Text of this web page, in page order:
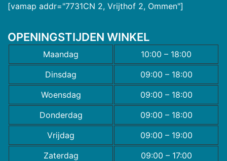
[vamap addr="7731CN 2, Vrijthof 2, Ommen"]
OPENINGSTIJDEN WINKEL
Maandag
10:00 – 18:00
Dinsdag
09:00 – 18:00
Woensdag
09:00 – 18:00
Donderdag
09:00 – 18:00
Vrijdag
09:00 – 19:00
Zaterdag
09:00 – 17:00